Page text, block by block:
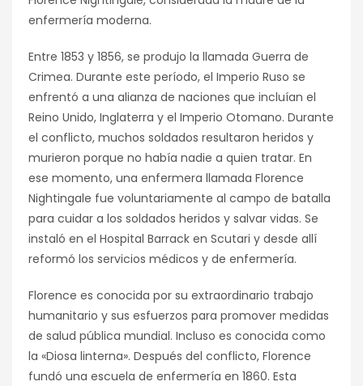
enfermería moderna.
Entre 1853 y 1856, se produjo la llamada Guerra de
Crimea. Durante este período, el Imperio Ruso se
enfrentó a una alianza de naciones que incluían el
Reino Unido, Inglaterra y el Imperio Otomano. Durante
el conflicto, muchos soldados resultaron heridos y
murieron porque no había nadie a quien tratar. En
ese momento, una enfermera llamada Florence
Nightingale fue voluntariamente al campo de batalla
para cuidar a los soldados heridos y salvar vidas. Se
instaló en el Hospital Barrack en Scutari y desde allí
reformó los servicios médicos y de enfermería.
Florence es conocida por su extraordinario trabajo
humanitario y sus esfuerzos para promover medidas
de salud pública mundial. Incluso es conocida como
la «Diosa linterna». Después del conflicto, Florence
fundó una escuela de enfermería en 1860. Esta